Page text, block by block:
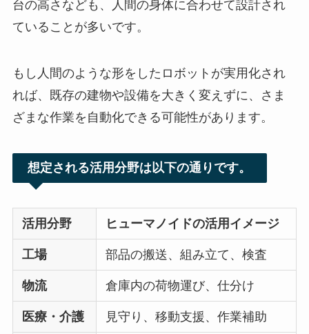
台の高さなども、人間の身体に合わせて設計され
ていることが多いです。
もし人間のような形をしたロボットが実用化され
れば、既存の建物や設備を大きく変えずに、さま
ざまな作業を自動化できる可能性があります。
想定される活用分野は以下の通りです。
活用分野 ヒューマノイドの活用イメージ
工場 部品の搬送、組み立て、検査
物流 倉庫内の荷物運び、仕分け
医療・介護 見守り、移動支援、作業補助